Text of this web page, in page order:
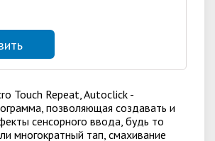
Touch Repeat, Autoclick -
позволяющая создавать и
сенсорного ввода, будь то
многократный тап, смахивание